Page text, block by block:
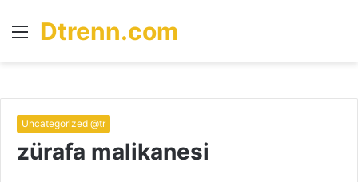
Menü
Dtrenn.com
Uncategorized @tr
zürafa malikanesi